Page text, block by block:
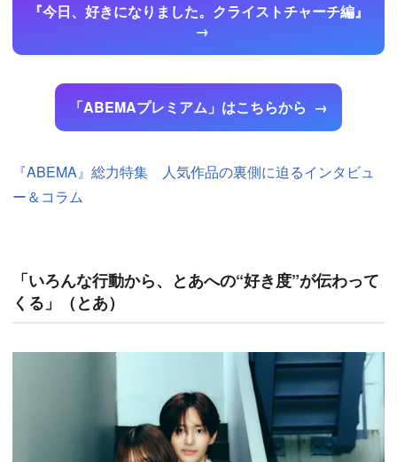
『今日、好きになりました。クライストチャーチ編』
「ABEMAプレミアム」はこちらから
『ABEMA』総力特集 人気作品の裏側に迫るインタビュ
ー＆コラム
「いろんな行動から、とあへの“好き度”が伝わって
くる」（とあ）